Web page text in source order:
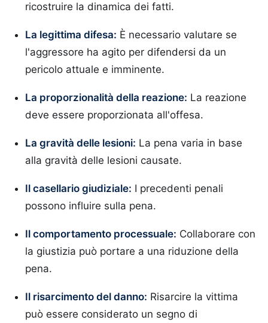
ricostruire la dinamica dei fatti.
La legittima difesa: È necessario valutare se
l'aggressore ha agito per difendersi da un
pericolo attuale e imminente.
La proporzionalità della reazione: La reazione
deve essere proporzionata all'offesa.
La gravità delle lesioni: La pena varia in base
alla gravità delle lesioni causate.
Il casellario giudiziale: I precedenti penali
possono influire sulla pena.
Il comportamento processuale: Collaborare con
la giustizia può portare a una riduzione della
pena.
Il risarcimento del danno: Risarcire la vittima
può essere considerato un segno di